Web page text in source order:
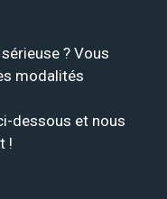
? Vous
modalités
dessous et nous
!